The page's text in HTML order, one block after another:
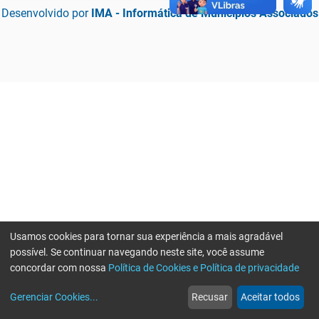
Desenvolvido por IMA - Informática de Municípios Associados
web
Notícias
more_horiz
Mais
Usamos cookies para tornar sua experiência a mais agradável
possível. Se continuar navegando neste site, você assume
concordar com nossa Política de Cookies e Política de privacidade
Gerenciar Cookies... Recusar Aceitar todos
Erro ao enviar informações, por favor tente novamente